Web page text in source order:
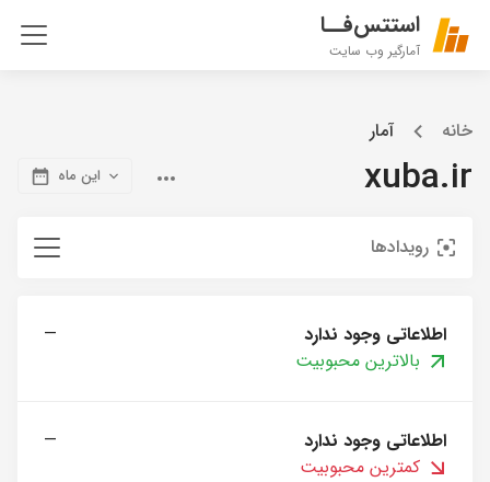
استتس‌فــا
آمارگیر وب سایت
خانه آمار
xuba.ir این ماه
رویدادها
اطلاعاتی وجود ندارد
—
بالاترین محبوبیت
اطلاعاتی وجود ندارد
—
کمترین محبوبیت